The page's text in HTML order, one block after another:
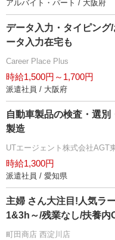
アルバイト・パート / 大阪府
データ入力・タイピン
ータ入力在宅も
Career Place Plus
時給1,500円～1,700円
派遣社員 / 大阪府
自動車製品の検査・選別
製造
UTエージェント株式会社AGT
時給1,300円
派遣社員 / 愛知県
主婦 さん大注目!人気ラ
1&3h～/残業なし/扶養内
町田商店 西淀川店